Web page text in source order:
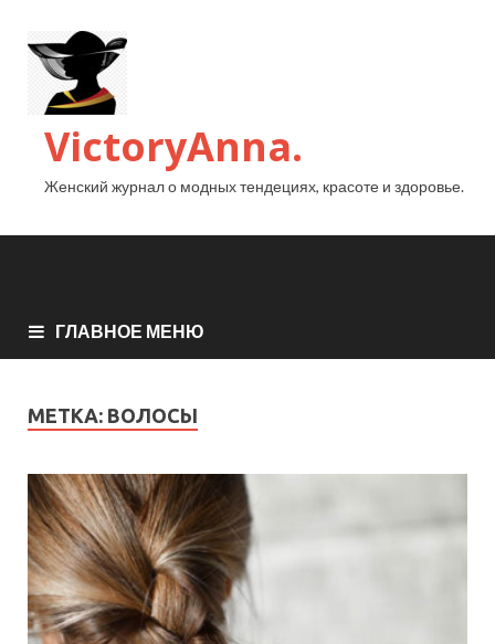
VictoryAnna.
Женский журнал о модных тендециях, красоте и здоровье.
ГЛАВНОЕ МЕНЮ
МЕТКА: ВОЛОСЫ